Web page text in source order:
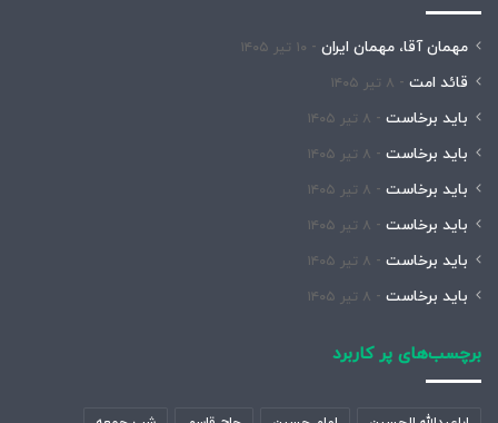
مهمان آقا، مهمان ایران ۱۰ تیر ۱۴۰۵
قائد امت ۸ تیر ۱۴۰۵
باید برخاست ۸ تیر ۱۴۰۵
باید برخاست ۸ تیر ۱۴۰۵
باید برخاست ۸ تیر ۱۴۰۵
باید برخاست ۸ تیر ۱۴۰۵
باید برخاست ۸ تیر ۱۴۰۵
باید برخاست ۸ تیر ۱۴۰۵
برچسب‌های پر کاربرد